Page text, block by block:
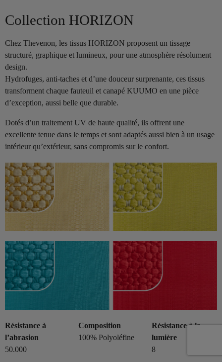
Collection HORIZON
Chez Thevenon, les tissus HORIZON proposent un tissage
structuré, graphique et lumineux, pour une atmosphère résolument
design.
Hydrofuges, anti-taches et d’une douceur surprenante, ces tissus
transforment chaque fauteuil et canapé KUUMO en une pièce
d’exception, aussi belle que durable.
Dotés d’un traitement UV de haute qualité, ils offrent une
excellente tenue dans le temps et sont adaptés aussi bien à un usage
intérieur qu’extérieur, sans compromis sur le confort.
Résistance à
l’abrasion
50.000
Composition
100% Polyoléfine
Résistance à la
lumière
8